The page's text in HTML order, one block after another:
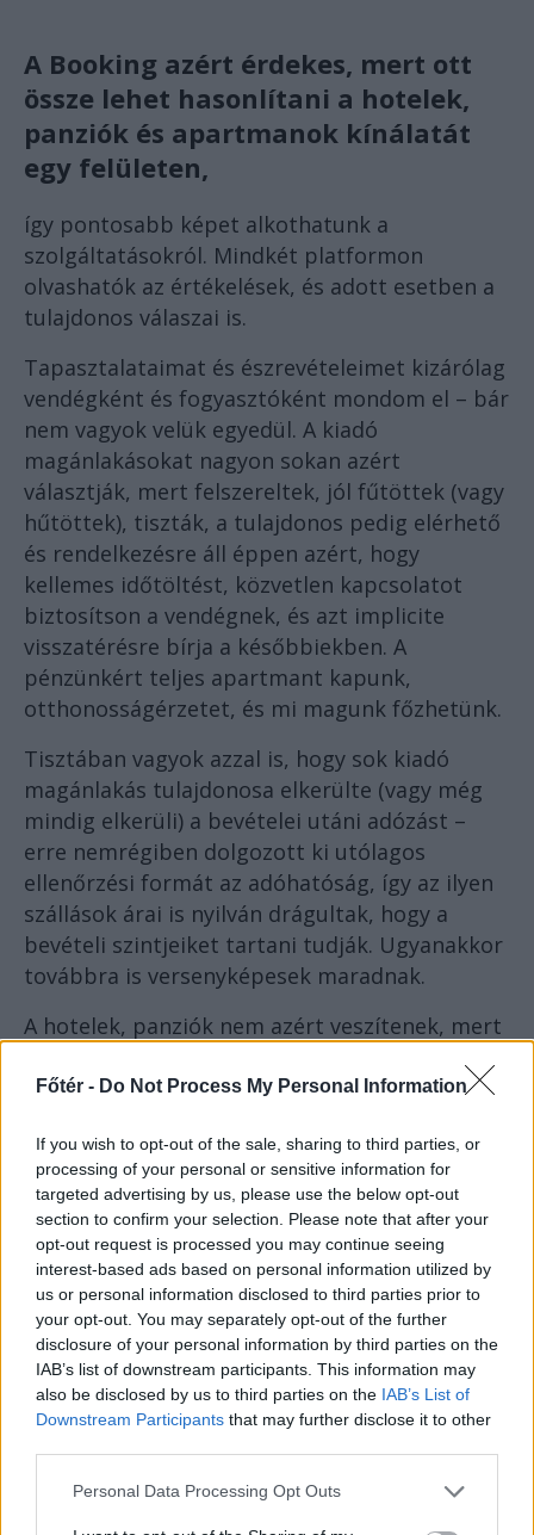
Főtér - Do Not Process My Personal Information
If you wish to opt-out of the sale, sharing to third parties, or
processing of your personal or sensitive information for
targeted advertising by us, please use the below opt-out
section to confirm your selection. Please note that after your
opt-out request is processed you may continue seeing
interest-based ads based on personal information utilized by
us or personal information disclosed to third parties prior to
your opt-out. You may separately opt-out of the further
disclosure of your personal information by third parties on the
IAB’s list of downstream participants. This information may
also be disclosed by us to third parties on the IAB’s List of
Downstream Participants that may further disclose it to other
Personal Data Processing Opt Outs
A Booking azért érdekes, mert ott
össze lehet hasonlítani a hotelek,
panziók és apartmanok kínálatát
egy felületen,
így pontosabb képet alkothatunk a
szolgáltatásokról. Mindkét platformon
olvashatók az értékelések, és adott esetben a
tulajdonos válaszai is.
Tapasztalataimat és észrevételeimet kizárólag
vendégként és fogyasztóként mondom el – bár
nem vagyok velük egyedül. A kiadó
magánlakásokat nagyon sokan azért
választják, mert felszereltek, jól fűtöttek (vagy
hűtöttek), tiszták, a tulajdonos pedig elérhető
és rendelkezésre áll éppen azért, hogy
kellemes időtöltést, közvetlen kapcsolatot
biztosítson a vendégnek, és azt implicite
visszatérésre bírja a későbbiekben. A
pénzünkért teljes apartmant kapunk,
otthonosságérzetet, és mi magunk főzhetünk.
Tisztában vagyok azzal is, hogy sok kiadó
magánlakás tulajdonosa elkerülte (vagy még
mindig elkerüli) a bevételei utáni adózást –
erre nemrégiben dolgozott ki utólagos
ellenőrzési formát az adóhatóság, így az ilyen
szállások árai is nyilván drágultak, hogy a
bevételi szintjeiket tartani tudják. Ugyanakkor
továbbra is versenyképesek maradnak.
A hotelek, panziók nem azért veszítenek, mert
mert a szolgáltatás sokszor nem konzisztens,
személyzet nem vendégközpontú, és az
„apróságok” hiányoznak. Ez pedig látványosan
eltérítheti a vendéget attól, hogy őket
válassza.